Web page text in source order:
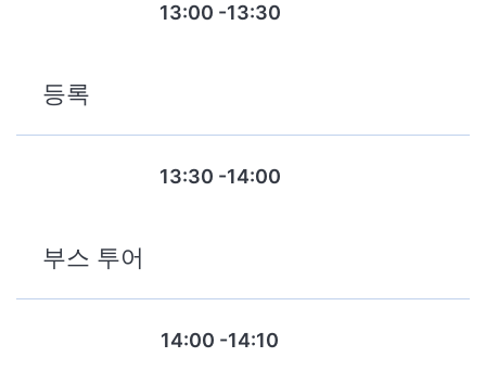
13:00 -13:30
등록
13:30 -14:00
부스 투어
14:00 -14:10